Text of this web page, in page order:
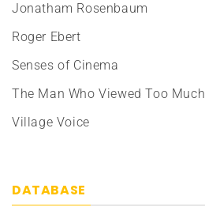
Jonatham Rosenbaum
Roger Ebert
Senses of Cinema
The Man Who Viewed Too Much
Village Voice
DATABASE